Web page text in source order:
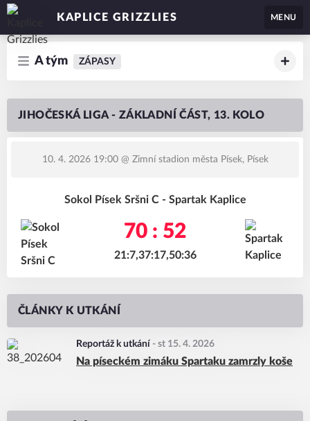
KAPLICE GRIZZLIES MENU
A tým ZÁPASY
JIHOČESKÁ LIGA - ZÁKLADNÍ ČÁST, 13. KOLO
10. 4. 2026 19:00@ Zimní stadion města Písek, Písek
Sokol Písek Sršni C - Spartak Kaplice
70 : 52
21:7,37:17,50:36
ČLÁNKY K UTKÁNÍ
Reportáž k utkání - st 15. 4. 2026
Na píseckém zimáku Spartaku zamrzly koše